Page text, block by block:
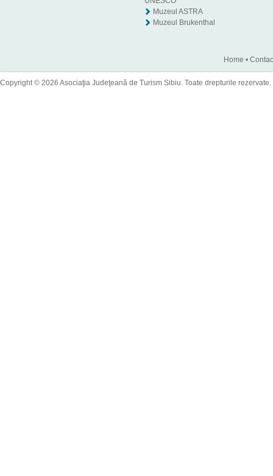
Muzeul ASTRA
Muzeul Brukenthal
Home •
Copyright © 2026 Asociaţia Judeţeană de Turism Sibiu. Toate drepturile rezervate.